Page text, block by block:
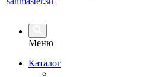
Меню
Каталог